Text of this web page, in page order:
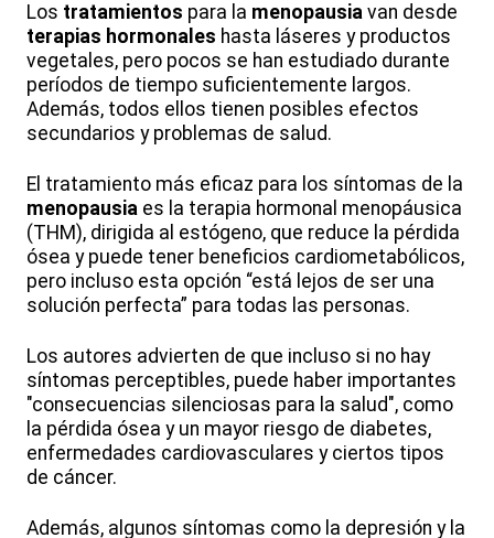
Los tratamientos para la menopausia van desde
terapias hormonales hasta láseres y productos
vegetales, pero pocos se han estudiado durante
períodos de tiempo suficientemente largos.
Además, todos ellos tienen posibles efectos
secundarios y problemas de salud.
El tratamiento más eficaz para los síntomas de la
menopausia es la terapia hormonal menopáusica
(THM), dirigida al estógeno, que reduce la pérdida
ósea y puede tener beneficios cardiometabólicos,
pero incluso esta opción “está lejos de ser una
solución perfecta” para todas las personas.
Los autores advierten de que incluso si no hay
síntomas perceptibles, puede haber importantes
"consecuencias silenciosas para la salud", como
la pérdida ósea y un mayor riesgo de diabetes,
enfermedades cardiovasculares y ciertos tipos
de cáncer.
Además, algunos síntomas como la depresión y la